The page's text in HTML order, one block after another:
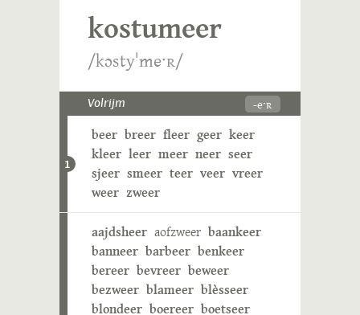
kostumeer
/kɔstyˈmeˑʀ/
Volrijm -eˑʀ
1
beer breer fleer geer keer
kleer leer meer neer seer
sjeer smeer teer veer vreer
weer zweer
aajdsheer aofzweer baankeer
banneer barbeer benkeer
bereer bevreer beweer
bezweer blameer blèsseer
blondeer boereer boetseer